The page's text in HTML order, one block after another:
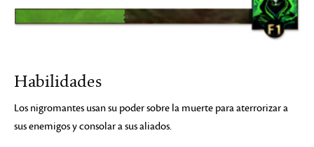
Habilidades
Los nigromantes usan su poder sobre la muerte para aterrorizar a
sus enemigos y consolar a sus aliados.